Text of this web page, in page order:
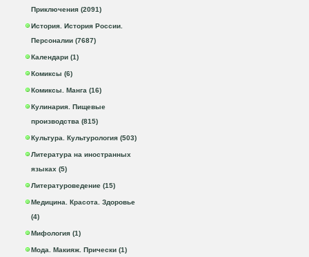
Приключения (2091)
История. История России.
Персоналии (7687)
Календари (1)
Комиксы (6)
Комиксы. Манга (16)
Кулинария. Пищевые
производства (815)
Культура. Культурология (503)
Литература на иностранных
языках (5)
Литературоведение (15)
Медицина. Красота. Здоровье
(4)
Мифология (1)
Мода. Макияж. Прически (1)